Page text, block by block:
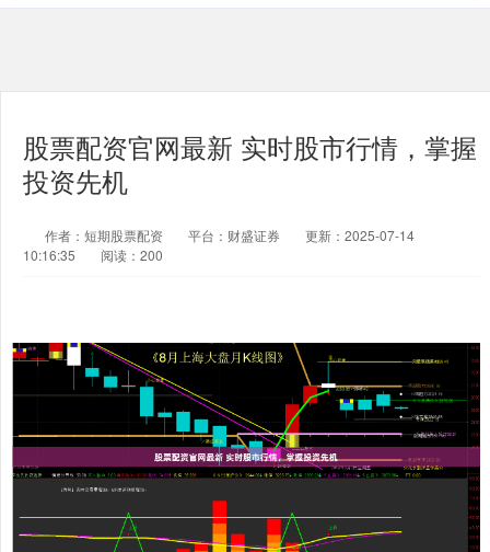
股票配资官网最新 实时股市行情，掌握
投资先机
作者：短期股票配资 平台：财盛证券
更新：2025-07-14
10:16:35
阅读：200